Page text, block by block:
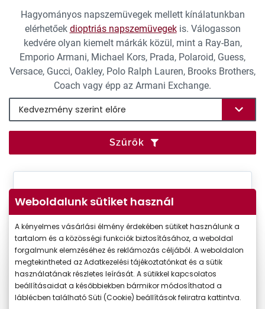
Hagyományos napszemüvegek mellett kínálatunkban
elérhetőek dioptriás napszemüvegekis. Válogasson
kedvére olyan kiemelt márkák közül, mint a Ray-Ban,
Emporio Armani, Michael Kors, Prada, Polaroid, Guess,
Versace, Gucci, Oakley, Polo Ralph Lauren, Brooks Brothers,
Coach vagy épp az Armani Exchange.
Szűrők
Weboldalunk sütiket használ
A kényelmes vásárlási élmény érdekében sütiket használunk a
tartalom és a közösségi funkciók biztosításához, a weboldal
forgalmunk elemzéséhez és reklámozás céljából. A weboldalon
megtekintheted az Adatkezelési tájékoztatónkat és a sütik
használatának részletes leírását. A sütikkel kapcsolatos
beállításaidat a későbbiekben bármikor módosíthatod a
láblécben található Süti (Cookie) beállítások feliratra kattintva.